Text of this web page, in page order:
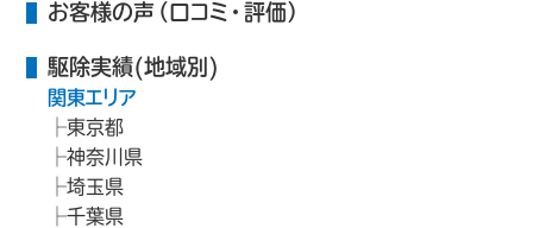
お客様の声（口コミ・評価）
駆除実績(地域別)
関東エリア
東京都
神奈川県
埼玉県
千葉県